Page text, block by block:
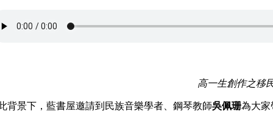
高一生創作之移
背景下，藍書屋邀請到民族音樂學者、鋼琴教師吳佩珊為大家